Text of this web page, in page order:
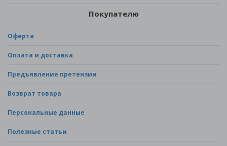
Покупателю
Оферта
Оплата и доставка
Предъявление претензии
Возврат товара
Персональные данные
Полезные статьи